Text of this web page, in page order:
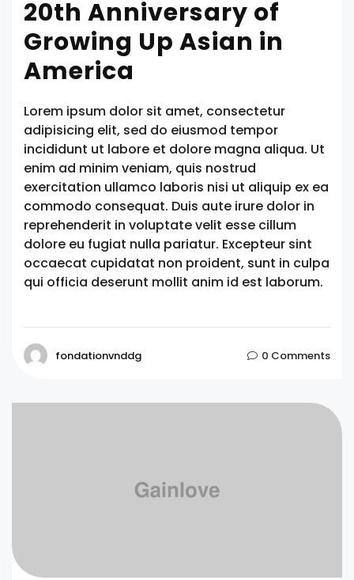
20th Anniversary of
Growing Up Asian in
America
Lorem ipsum dolor sit amet, consectetur
adipisicing elit, sed do eiusmod tempor
incididunt ut labore et dolore magna aliqua. Ut
enim ad minim veniam, quis nostrud
exercitation ullamco laboris nisi ut aliquip ex ea
commodo consequat. Duis aute irure dolor in
reprehenderit in voluptate velit esse cillum
dolore eu fugiat nulla pariatur. Excepteur sint
occaecat cupidatat non proident, sunt in culpa
qui officia deserunt mollit anim id est laborum.
fondationvnddg 0 Comments